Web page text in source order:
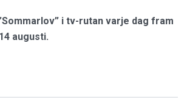
i tv-rutan varje dag fram
augusti.